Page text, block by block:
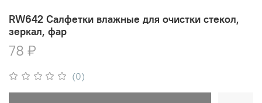
(0)
RW642 Салфетки влажные для очистки стекол,
зеркал, фар
78 ₽